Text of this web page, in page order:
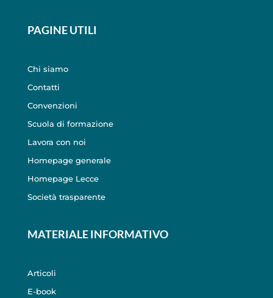
PAGINE UTILI
Chi siamo
Contatti
Convenzioni
Scuola di formazione
Lavora con noi
Homepage generale
Homepage Lecce
Società trasparente
MATERIALE INFORMATIVO
Articoli
E-book